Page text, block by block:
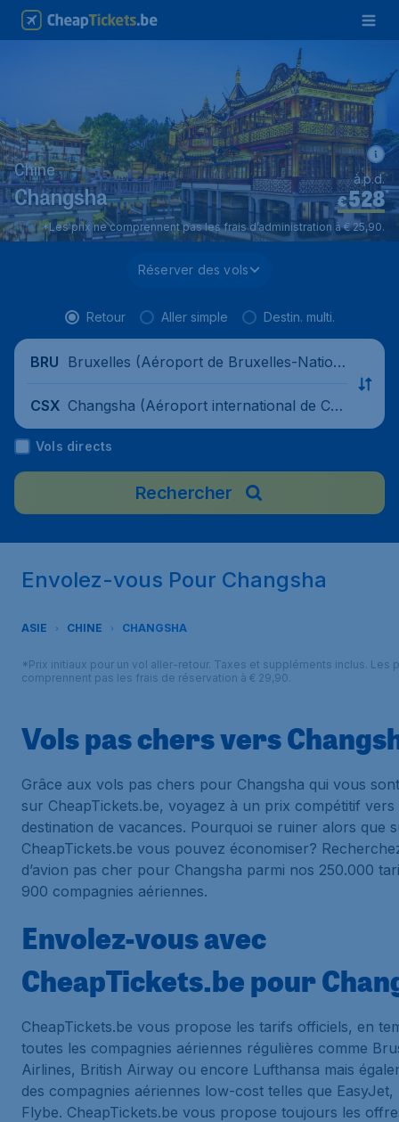
Chine
Changsha €528*
à.p.d.
*Les prix ne comprennent pas les frais d’administration à € 25,90.
Réserver des vols
Retour Aller simple Destin. multi.
BRU Bruxelles (Aéroport de Bruxelles-Nation
CSX Changsha (Aéroport international de Cha
ngsha-Huanghua), Chine
Vols directs
Rechercher
Envolez-vous Pour Changsha
ASIE CHINE CHANGSHA
*Prix initiaux pour un vol aller-retour. Taxes et suppléments inclus. Les
comprennent pas les frais de réservation à € 29,90.
Vols pas chers vers
Grâce aux vols pas chers pour Changsha qui vous
sur CheapTickets.be, voyagez à un prix compétitif
destination de vacances. Pourquoi se ruiner alors que
CheapTickets.be vous pouvez économiser?
d’avion pas cher pour Changsha parmi nos 250.000
900 compagnies aériennes.
Envolez-vous avec
CheapTickets.be pour
CheapTickets.be vous propose les tarifs officiels, en
toutes les compagnies aériennes régulières comme
Airlines, British Airway ou encore Lufthansa mais
des compagnies aériennes low-cost telles que
Flybe. CheapTickets.be vous propose toujours les